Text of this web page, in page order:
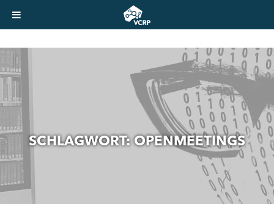
SCHLAGWORT:OPENMEETINGS